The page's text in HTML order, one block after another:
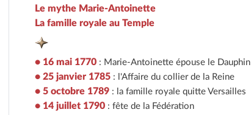
Le mythe Marie-Antoinette
La famille royale au Temple
• 16 mai 1770 : Marie-Antoinette épouse le Dauphin
• 25 janvier 1785 : l'Affaire du collier de la Reine
• 5 octobre 1789 : la famille royale quitte Versailles
• 14 juillet 1790 : fête de la Fédération